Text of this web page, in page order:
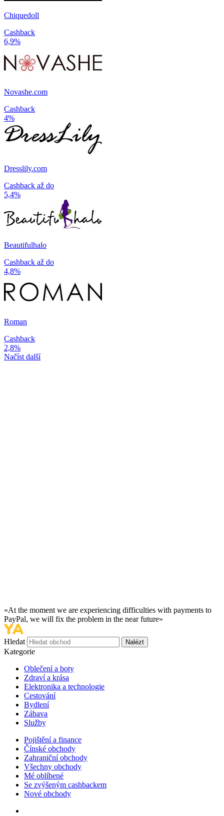
Chiquedoll
Cashback
6,9%
Novashe.com
Cashback
4%
Dresslily.com
Cashback až do
5,4%
Beautifulhalo
Cashback až do
4,8%
Roman
Cashback
2,8%
Načíst další
«At the moment we are experiencing difficulties with payments to
PayPal, we will fix the problem in the near future»
Hledat Nalézt
Kategorie
Oblečení a boty
Zdraví a krása
Elektronika a technologie
Cestování
Bydlení
Zábava
Služby
Pojištění a finance
Čínské obchody
Zahraniční obchody
Všechny obchody
Mé oblíbené
Se zvýšeným cashbackem
Nové obchody